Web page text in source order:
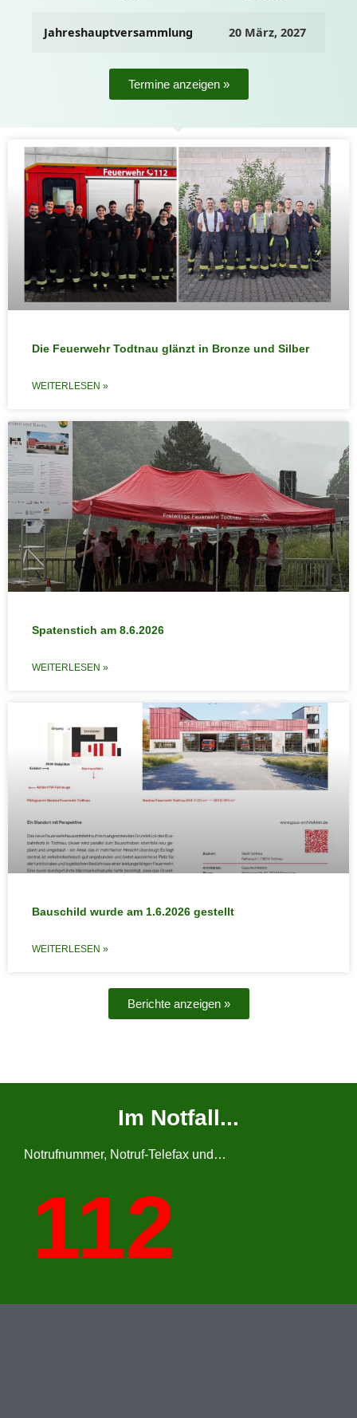
Jahreshauptversammlung 20 März, 2027
Termine anzeigen »
Die Feuerwehr Todtnau glänzt in Bronze und Silber
WEITERLESEN »
Spatenstich am 8.6.2026
WEITERLESEN »
Bauschild wurde am 1.6.2026 gestellt
WEITERLESEN »
Berichte anzeigen »
Im Notfall...
Notrufnummer, Notruf-Telefax und…
112